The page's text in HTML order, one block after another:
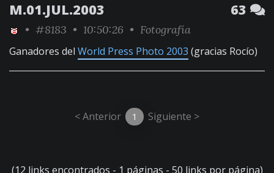
M.01.JUL.2003 63
• #8183 • 10:50:26 • Fotografía
Ganadores del World Press Photo 2003 (gracias Rocío)
< Anterior 1 Siguiente >
(12 links encontrados - 1 páginas - 50 links por página)